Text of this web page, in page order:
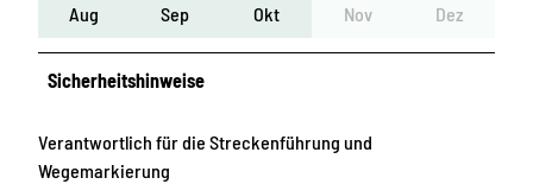
Aug Sep Okt Nov Dez
Sicherheitshinweise
Verantwortlich für die Streckenführung und
Wegemarkierung